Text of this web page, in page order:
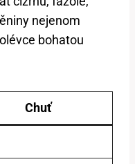
nejenom
bohatou
Chuť